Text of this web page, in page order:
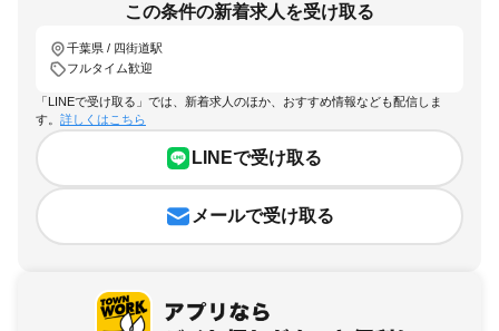
この条件の新着求人を受け取る
千葉県 / 四街道駅
フルタイム歓迎
「LINEで受け取る」では、新着求人のほか、おすすめ情報なども配信しま
す。 詳しくはこちら
LINEで受け取る
メールで受け取る